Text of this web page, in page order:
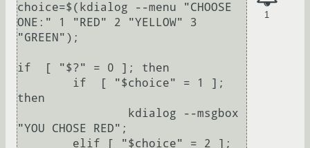
1
choice=$(kdialog --menu "CHOOSE
ONE:" 1 "RED" 2 "YELLOW" 3
"GREEN");
if  [ "$?" = 0 ]; then
then
"YOU CHOSE RED";